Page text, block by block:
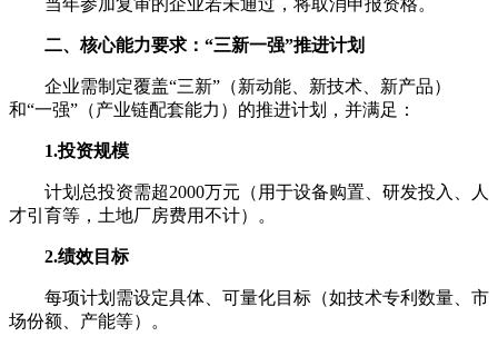
二、核心能力要求：“三新一强”推进计划
企业需制定覆盖“三新”（新动能、新技术、新产品）
和“一强”（产业链配套能力）的推进计划，并满足：
1.投资规模
计划总投资需超2000万元（用于设备购置、研发投入、人
才引育等，土地厂房费用不计）。
2.绩效目标
每项计划需设定具体、可量化目标（如技术专利数量、市
场份额、产能等）。